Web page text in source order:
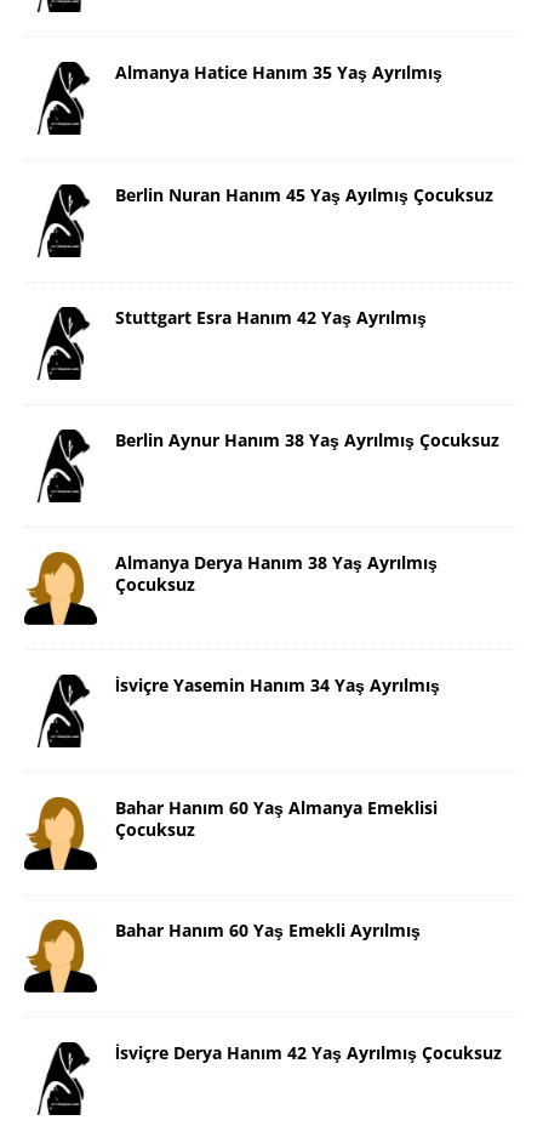
Almanya Hatice Hanım 35 Yaş Ayrılmış
Berlin Nuran Hanım 45 Yaş Ayılmış Çocuksuz
Stuttgart Esra Hanım 42 Yaş Ayrılmış
Berlin Aynur Hanım 38 Yaş Ayrılmış Çocuksuz
Almanya Derya Hanım 38 Yaş Ayrılmış
Çocuksuz
İsviçre Yasemin Hanım 34 Yaş Ayrılmış
Bahar Hanım 60 Yaş Almanya Emeklisi
Çocuksuz
Bahar Hanım 60 Yaş Emekli Ayrılmış
İsviçre Derya Hanım 42 Yaş Ayrılmış Çocuksuz